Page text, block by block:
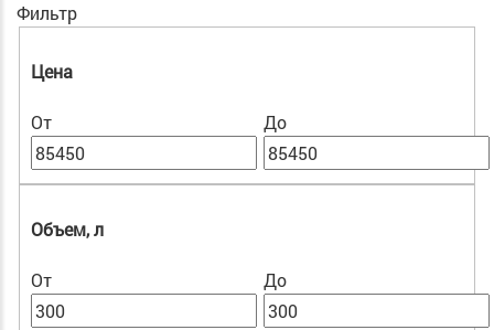
Фильтр
Цена
От До
Объем, л
От До